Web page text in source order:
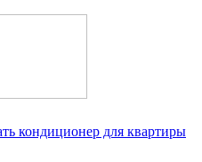
кондиционер для квартиры